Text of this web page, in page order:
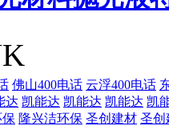
佛山400电话 云浮400电话
达 凯能达 凯能达 凯能达 凯
隆兴洁环保 圣创建材 圣创